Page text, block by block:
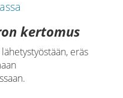
kertomus
eräs